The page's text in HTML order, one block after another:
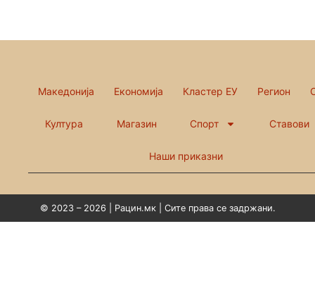
Македонија Економија Кластер ЕУ Регион
Култура Магазин Спорт Ставови
Наши приказни
© 2023 – 2026 | Рацин.мк | Сите права се задржани.